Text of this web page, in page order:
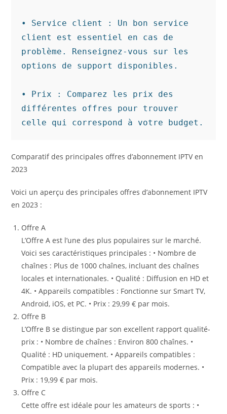
• Service client : Un bon service
client est essentiel en cas de
problème. Renseignez-vous sur les
options de support disponibles.
• Prix : Comparez les prix des
différentes offres pour trouver
celle qui correspond à votre budget.
Comparatif des principales offres d’abonnement IPTV en
2023
Voici un aperçu des principales offres d’abonnement IPTV
en 2023 :
Offre A
L’Offre A est l’une des plus populaires sur le marché.
Voici ses caractéristiques principales : • Nombre de
chaînes : Plus de 1000 chaînes, incluant des chaînes
locales et internationales. • Qualité : Diffusion en HD et
4K. • Appareils compatibles : Fonctionne sur Smart TV,
Android, iOS, et PC. • Prix : 29,99 € par mois.
Offre B
L’Offre B se distingue par son excellent rapport qualité-
prix : • Nombre de chaînes : Environ 800 chaînes. •
Qualité : HD uniquement. • Appareils compatibles :
Compatible avec la plupart des appareils modernes. •
Prix : 19,99 € par mois.
Offre C
Cette offre est idéale pour les amateurs de sports : •